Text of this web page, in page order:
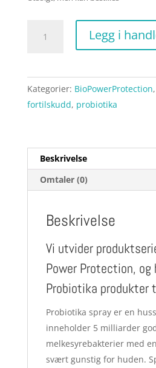
hudspray
Legg i
Kategorier: BioPowerProtection,
fortilskudd, probiotika
Beskrivelse
Omtaler (0)
Beskrivelse
Vi utvider
Power Protection,
Probiotika produkter
Probiotika spray er en
inneholder 5 milliarder
melkesyrebakterier med
svært gunstig for huden.